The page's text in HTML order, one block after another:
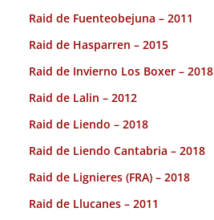
Raid de Fuenteobejuna – 2011
Raid de Hasparren – 2015
Raid de Invierno Los Boxer – 2018
Raid de Lalin – 2012
Raid de Liendo – 2018
Raid de Liendo Cantabria – 2018
Raid de Lignieres (FRA) – 2018
Raid de Llucanes – 2011